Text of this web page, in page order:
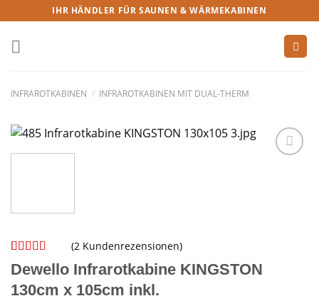
IHR HÄNDLER FÜR SAUNEN & WÄRMEKABINEN
INFRAROTKABINEN / INFRAROTKABINEN MIT DUAL-THERM
Bewertet
mit4.00
von 5,
basierend
1
(2Kundenrezensionen)
Dewello Infrarotkabine KINGSTON
130cm x 105cm inkl.